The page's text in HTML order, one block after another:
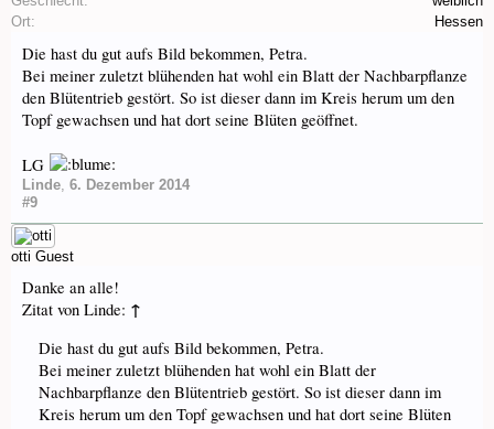
Ort:
Hessen
Die hast du gut aufs Bild bekommen, Petra.
Bei meiner zuletzt blühenden hat wohl ein Blatt der Nachbarpflanze
den Blütentrieb gestört. So ist dieser dann im Kreis herum um den
Topf gewachsen und hat dort seine Blüten geöffnet.
LG
Linde, 6. Dezember 2014
#9
otti Guest
Danke an alle!
Zitat von Linde: ↑
Die hast du gut aufs Bild bekommen, Petra.
Bei meiner zuletzt blühenden hat wohl ein Blatt der
Nachbarpflanze den Blütentrieb gestört. So ist dieser dann im
Kreis herum um den Topf gewachsen und hat dort seine Blüten